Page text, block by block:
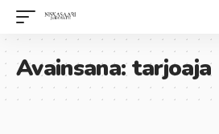
Avainsana:tarjoaja